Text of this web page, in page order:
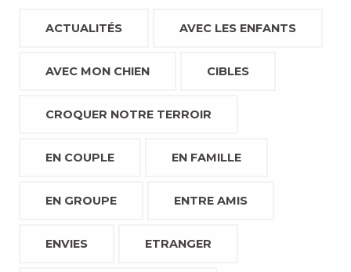
ACTUALITÉS AVEC LES ENFANTS
AVEC MON CHIEN CIBLES
CROQUER NOTRE TERROIR
EN COUPLE EN FAMILLE
EN GROUPE ENTRE AMIS
ENVIES ETRANGER